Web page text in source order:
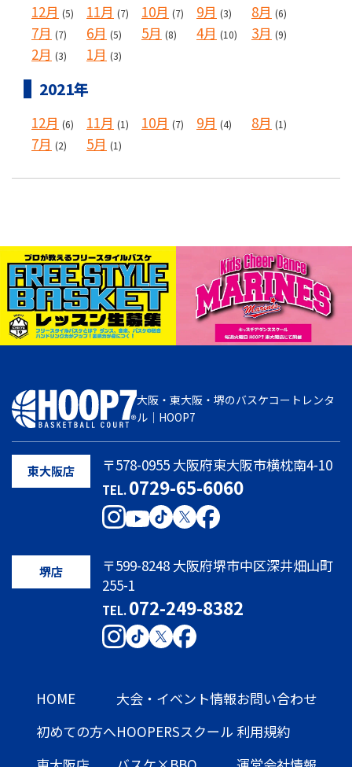
12月 (5) 11月 (7) 10月 (7) 9月 (3) 8月 (6)
7月 (7) 6月 (5) 5月 (8) 4月 (10) 3月 (9)
2月 (3) 1月 (3)
2021年
12月 (6) 11月 (1) 10月 (7) 9月 (4) 8月 (1)
7月 (2) 5月 (1)
大阪・東大阪・堺のバスケコートレンタ
ル｜HOOP7
東大阪店 〒578-0955 大阪府東大阪市横枕南4-10
TEL.0729-65-6060
堺店
〒599-8248 大阪府堺市中区深井畑山町
255-1
TEL.072-249-8382
HOME
初めての方へ
大会・イベント情報
HOOPERSスクール
お問い合わせ
利用規約